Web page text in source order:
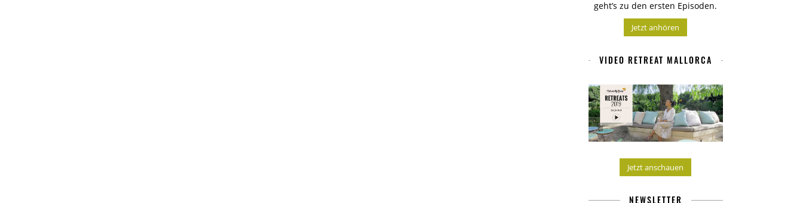
geht’s zu den ersten Episoden.
Jetzt anhören
VIDEO RETREAT MALLORCA
Jetzt anschauen
NEWSLETTER